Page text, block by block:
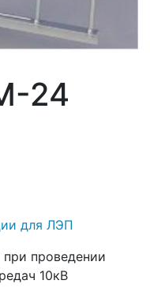
24
для ЛЭП
проведении
10кВ